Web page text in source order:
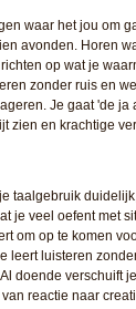
waar het jou om
avonden. Horen
op wat je
zonder ruis en
Je gaat 'de ja
zien en krachtige
taalgebruik
je veel oefent met
om op te komen
leert luisteren
doende verschuift
reactie naar